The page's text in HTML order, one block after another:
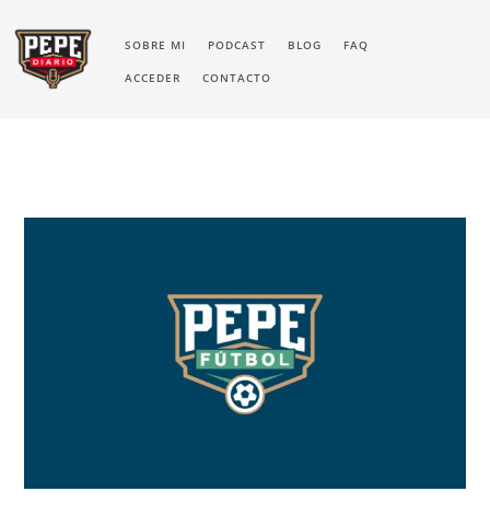
SOBRE MI PODCAST BLOG FAQ
ACCEDER CONTACTO